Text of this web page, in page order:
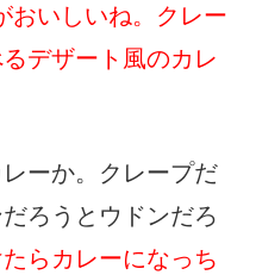
おいしいね。クレー
デザート風のカレ
ーか。クレープだ
ろうとウドンだろ
らカレーになっち